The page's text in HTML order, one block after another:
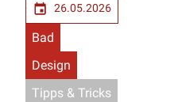
26.05.2026
Bad
Design
Tipps & Tricks